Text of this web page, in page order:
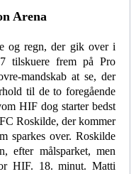
Arena
og regn, der gik over i
tilskuere frem på Pro
mandskab at se, der
til de to foregående
HIF dog starter bedst
Roskilde, der kommer
sparkes over. Roskilde
efter målsparket, men
HIF. 18. minut. Matti